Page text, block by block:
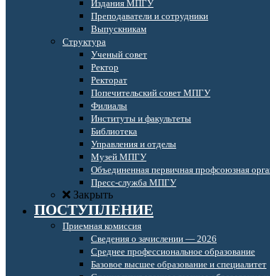
Издания МПГУ
Преподаватели и сотрудники
Выпускникам
Структура
Ученый совет
Ректор
Ректорат
Попечительский совет МПГУ
Филиалы
Институты и факультеты
Библиотека
Управления и отделы
Музей МПГУ
Объединенная первичная профсоюзная
Пресс-служба МПГУ
Закрыть
ПОСТУПЛЕНИЕ
Приемная комиссия
Сведения о зачислении — 2026
Среднее профессиональное образование
Базовое высшее образование и специалитет